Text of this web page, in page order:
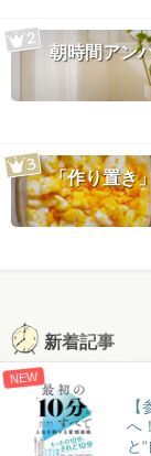
朝時間アン
「作り置き
新着記事
NEW
へ
と